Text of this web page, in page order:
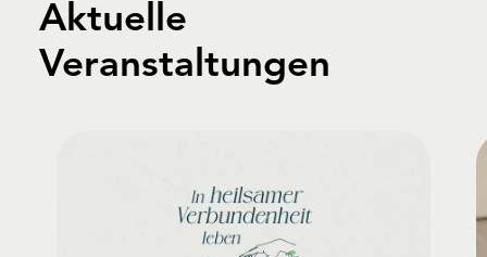
Aktuelle
Veranstaltungen